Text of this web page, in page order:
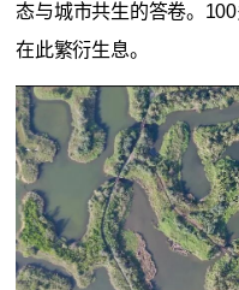
态与城市共生的答卷。
在此繁衍生息。